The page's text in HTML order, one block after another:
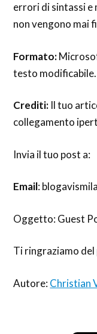
errori di sintassi
non vengono mai
Formato:
testo modificabile.
Crediti: Il tuo
collegamento
Invia il tuo post a:
Email:
Oggetto: Guest
Ti ringraziamo
Autore:Christian